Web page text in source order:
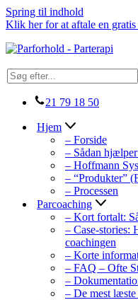
Spring til indhold
Klik her for at aftale en
Søg
efter...
21 79 18 50
Hjem
– Forside
– Sådan
– Hoffmann
– “Produkter”
– Processen
Parcoaching
– Kort fortalt:
– Case-stories:
coachingen
– Korte
– FAQ – Ofte
–
– De mest